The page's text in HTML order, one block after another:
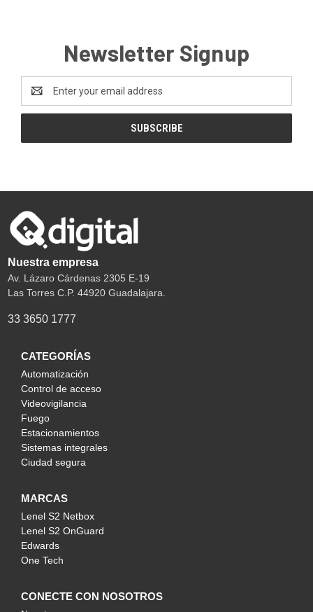
Newsletter Signup
Email
Address
Nuestra empresa
Av. Lázaro Cárdenas 2305 E-19
Las Torres C.P. 44920 Guadalajara.
33 3650 1777
CATEGORÍAS
Automatización
Control de acceso
Videovigilancia
Fuego
Estacionamientos
Sistemas integrales
Ciudad segura
MARCAS
Lenel S2 Netbox
Lenel S2 OnGuard
Edwards
One Tech
CONECTE CON NOSOTROS